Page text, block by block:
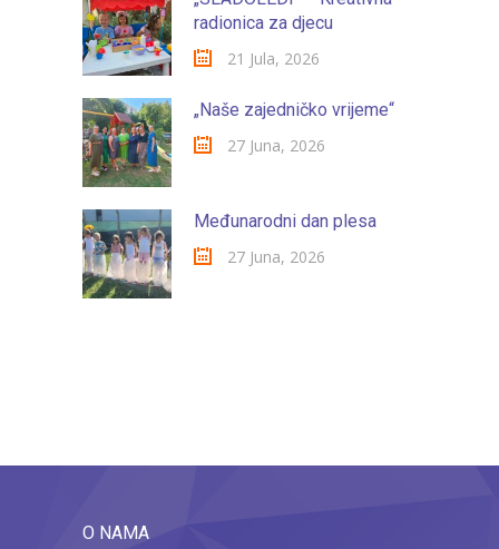
-- Konkursi
Edukacije
-- Edukacije za roditelje
-- Edukacije zaposlenika
Za roditelje
-- Jelovnik za djecu
-- Obrasci i zahtjevi
radionica za djecu
21 Jula, 2026
„Naše zajedničko vrijeme“
27 Juna, 2026
Međunarodni dan plesa
27 Juna, 2026
O NAMA